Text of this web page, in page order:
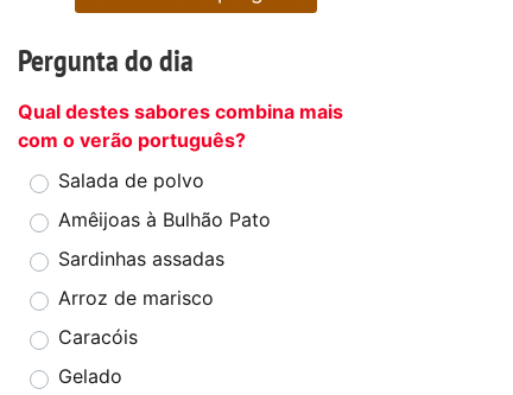
Pergunta do dia
Qual destes sabores combina mais
com o verão português?
Salada de polvo
Amêijoas à Bulhão Pato
Sardinhas assadas
Arroz de marisco
Caracóis
Gelado